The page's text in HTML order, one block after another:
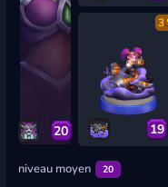
20
3
19
niveau moyen 20